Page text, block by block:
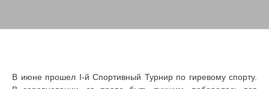
В июне прошел I-й Спортивный Турнир по гиревому спорту.